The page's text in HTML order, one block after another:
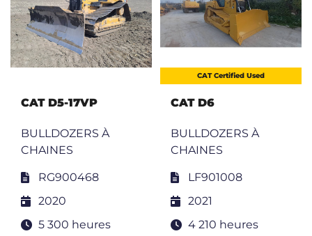
CAT D5-17VP
BULLDOZERS À
CHAINES
RG900468
2020
5 300 heures
CAT Certified Used
CAT D6
BULLDOZERS À
CHAINES
LF901008
2021
4 210 heures